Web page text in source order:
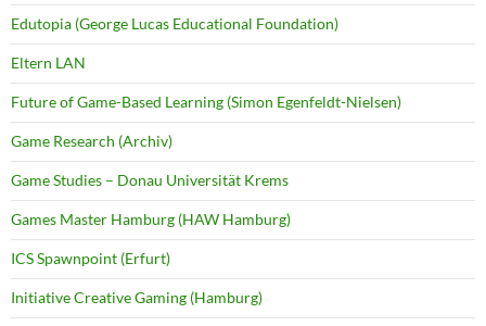
Edutopia (George Lucas Educational Foundation)
Eltern LAN
Future of Game-Based Learning (Simon Egenfeldt-Nielsen)
Game Research (Archiv)
Game Studies – Donau Universität Krems
Games Master Hamburg (HAW Hamburg)
ICS Spawnpoint (Erfurt)
Initiative Creative Gaming (Hamburg)